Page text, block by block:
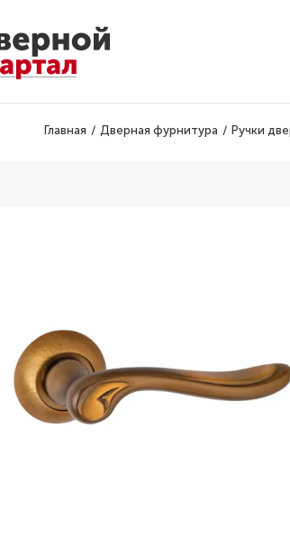
Главная Дверная фурнитура Ручки